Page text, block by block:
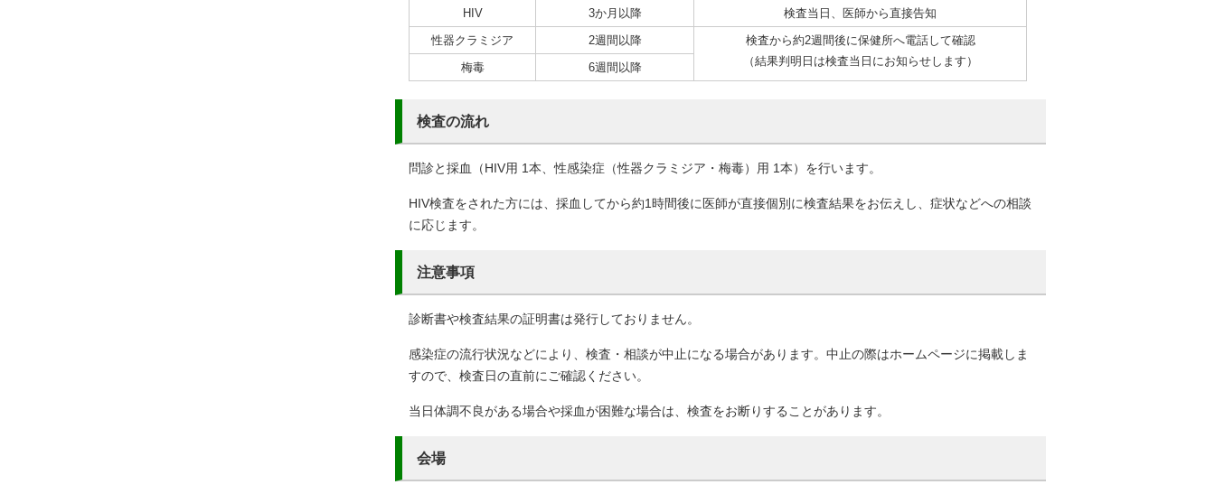
HIV
3か月以降
検査当日、医師から直接告知
性器クラミジア
2週間以降
検査から約2週間後に保健所へ電話して確認
（結果判明日は検査当日にお知らせします）
梅毒 6週間以降
検査の流れ
問診と採血（HIV用 1本、性感染症（性器クラミジア・梅毒）用 1本）を行います。
HIV検査をされた方には、採血してから約1時間後に医師が直接個別に検査結果をお伝えし、症状などへの相談
に応じます。
注意事項
診断書や検査結果の証明書は発行しておりません。
感染症の流行状況などにより、検査・相談が中止になる場合があります。中止の際はホームページに掲載しま
すので、検査日の直前にご確認ください。
当日体調不良がある場合や採血が困難な場合は、検査をお断りすることがあります。
会場